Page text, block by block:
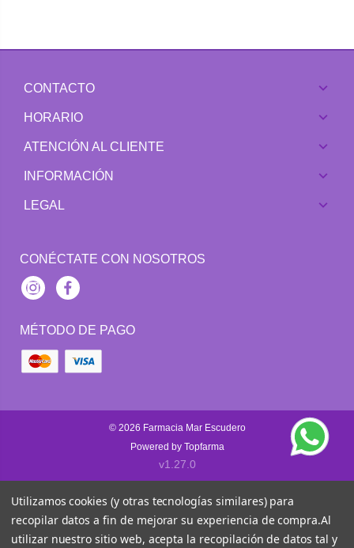
CONTACTO
HORARIO
ATENCIÓN AL CLIENTE
INFORMACIÓN
LEGAL
CONÉCTATE CON NOSOTROS
InstagramFacebook
MÉTODO DE PAGO
© 2026 Farmacia Mar Escudero
Powered by Topfarma
v1.27.0
Utilizamos cookies (y otras tecnologías similares) para
recopilar datos a fin de mejorar su experiencia de compra.Al
utilizar nuestro sitio web, acepta la recopilación de datos tal y